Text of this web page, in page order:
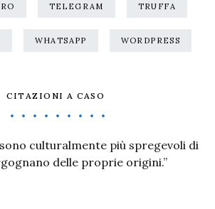
TELEGRAM TRUFFA
WHATSAPP WORDPRESS
CITAZIONI A CASO
culturalmente più spregevoli di
delle proprie origini.”